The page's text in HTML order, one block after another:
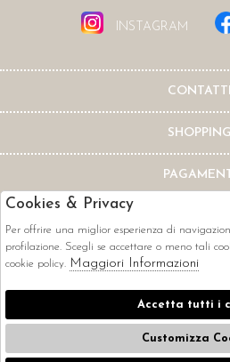
INSTAGRAM
CONTATTI
SHOPPING
CORRIERI
Cookies & Privacy
Per offrire una miglior esperienza di
profilazione. Scegli se accettare o meno tali
cookie policy. Maggiori Informazioni
Accetta tutti i
Customizza